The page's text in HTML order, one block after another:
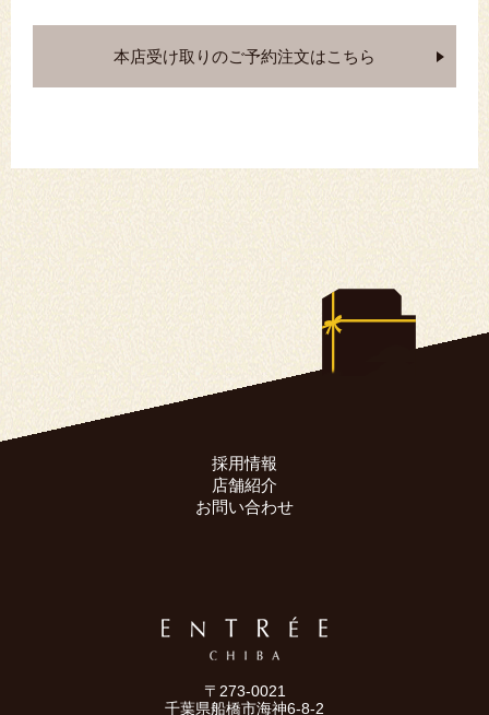
本店受け取りのご予約注文はこちら
採用情報
店舗紹介
お問い合わせ
〒273-0021
千葉県船橋市海神6-8-2